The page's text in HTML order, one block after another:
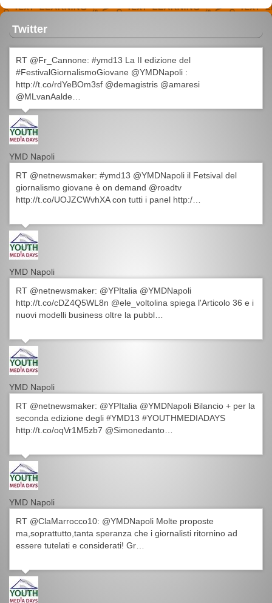
Twitter
RT @Fr_Cannone: #ymd13 La II edizione del
#FestivalGiornalismoGiovane @YMDNapoli :
http://t.co/rdYeBOm3sf @demagistris @amaresi
@MLvanAalde…
YMD Napoli
RT @netnewsmaker: #ymd13 @YMDNapoli il Fetsival del
giornalismo giovane è on demand @roadtv
http://t.co/UOJZCWvhXA con tutti i panel http:/…
YMD Napoli
RT @netnewsmaker: @YPItalia @YMDNapoli
http://t.co/cDZ4Q5WL8n @ele_voltolina spiega l'Articolo 36 e i
nuovi modelli business oltre la pubbl…
YMD Napoli
RT @netnewsmaker: @YPItalia @YMDNapoli Bilancio + per la
seconda edizione degli #YMD13 #YOUTHMEDIADAYS
http://t.co/oqVr1M5zb7 @Simonedanto…
YMD Napoli
RT @ClaMarrocco10: @YMDNapoli Molte proposte
ma,soprattutto,tanta speranza che i giornalisti ritornino ad
essere tutelati e considerati! Gr…